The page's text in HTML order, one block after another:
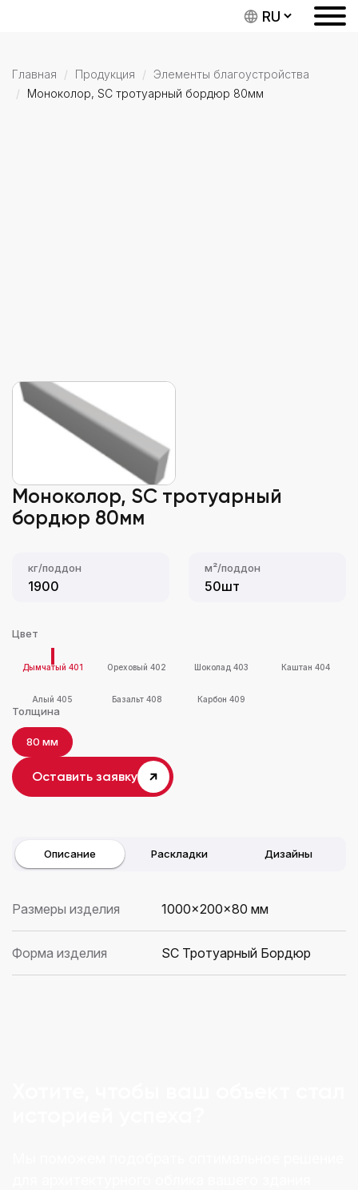
Главная Продукция
Элементы благоустройства
Моноколор, SC тротуарный бордюр 80мм
Моноколор, SC тротуарный
бордюр 80мм
кг/поддон
1900
м²/поддон
50шт
Цвет
Дымчатый 401 Ореховый 402 Шоколад 403 Каштан 404
Алый 405 Базальт 408 Карбон 409
Толщина
80 мм
Оставить заявку
Описание Раскладки Дизайны
Размеры изделия 1000x200x80 мм
Форма изделия SC Тротуарный Бордюр